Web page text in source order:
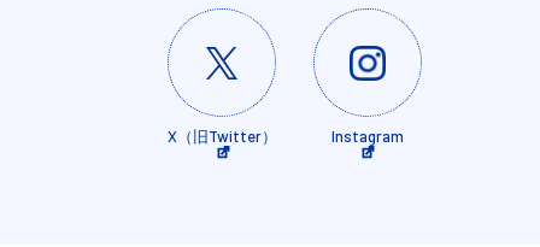
X（旧Twitter） Instagram